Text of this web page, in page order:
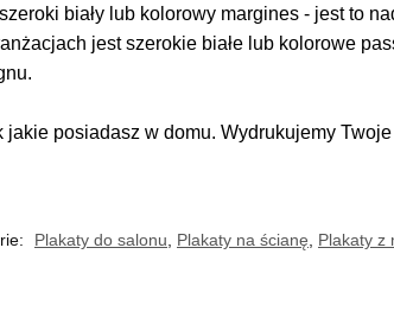
biały lub kolorowy margines - jest to
jest szerokie białe lub kolorowe
posiadasz w domu. Wydrukujemy
Plakaty do salonu, Plakaty na ścianę, Plakaty z